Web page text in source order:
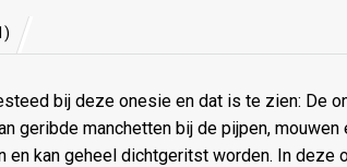
bij deze onesie en dat is te zien: De
geribde manchetten bij de pijpen,
en kan geheel dichtgeritst worden. In deze